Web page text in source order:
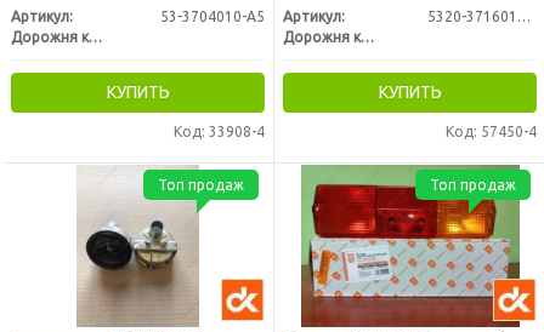
Артикул:
53-3704010-A5
Дорожня карта
КУПИТЬ
Код: 33908-4
Артикул:
5320-3716010/11-31
Дорожня карта
КУПИТЬ
Код: 57450-4
Топ продаж Топ продаж